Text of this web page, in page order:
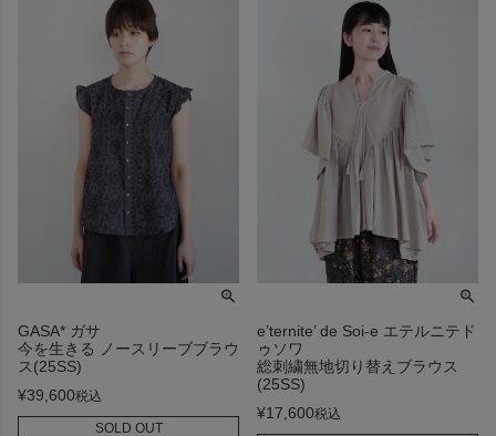
GASA* ガサ
今を生きる ノースリーブブラウ
ス(25SS)
¥39,600税込
SOLD OUT
e’ternite’ de Soi-e エテルニテド
ゥソワ
総刺繍無地切り替えブラウス
(25SS)
¥17,600税込